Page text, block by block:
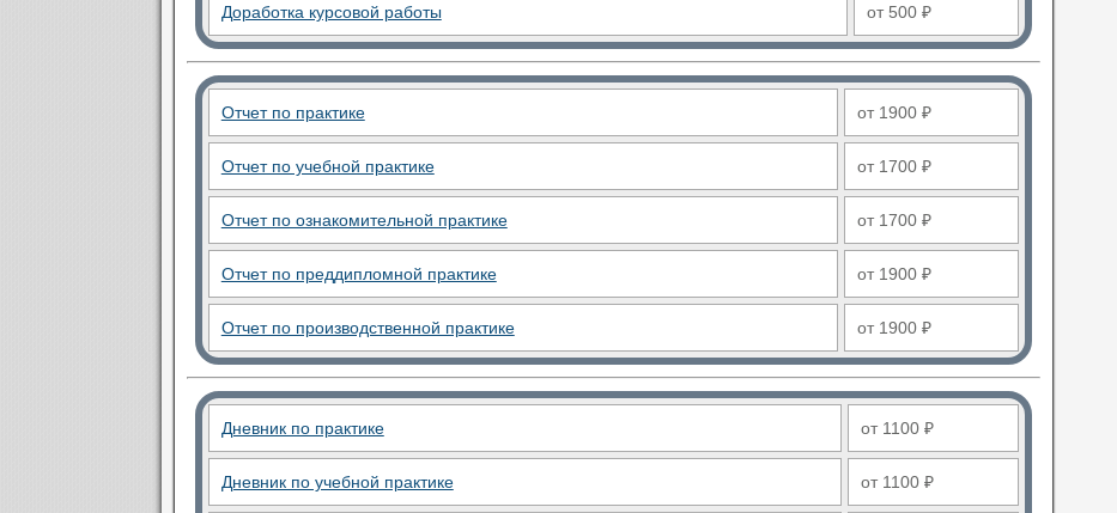
Доработка курсовой работы от 500 ₽
Отчет по практике от 1900 ₽
Отчет по учебной практике от 1700 ₽
Отчет по ознакомительной практике от 1700 ₽
Отчет по преддипломной практике от 1900 ₽
Отчет по производственной практике от 1900 ₽
Дневник по практике от 1100 ₽
Дневник по учебной практике от 1100 ₽